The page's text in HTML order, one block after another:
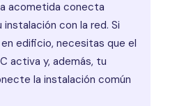
acometida conecta
con la red. Si
edificio, necesitas que el
activa y, además, tu
la instalación común